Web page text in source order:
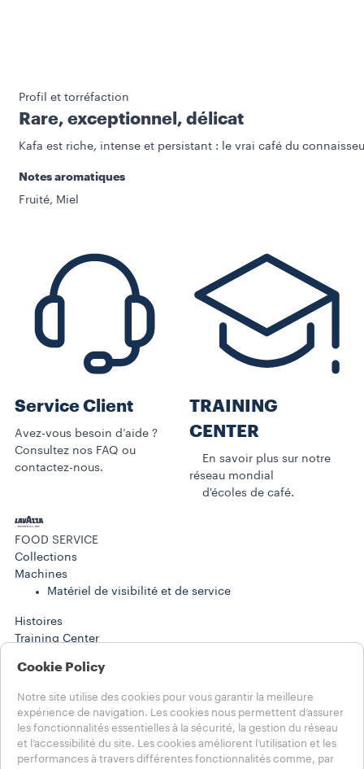
Profil et torréfaction
Rare, exceptionnel, délicat
Kafa est riche, intense et persistant : le vrai café du
Notes aromatiques
Fruité, Miel
Service Client
Avez-vous besoin d’aide ?
Consultez nos FAQ ou
contactez-nous.
TRAINING
CENTER
En savoir plus sur notre
réseau mondial
d'écoles de café.
FOOD SERVICE
Collections
Machines​
Matériel de visibilité et de service
Histoires
Training Center
Produits
Machines
Histoires
AIDE
FAQ
Contactez-nous
Cookie Policy
Notre site utilise des cookies pour vous garantir la meilleure
expérience de navigation. Les cookies nous permettent d’assurer
les fonctionnalités essentielles à la sécurité, la gestion du réseau
et l’accessibilité du site. Les cookies améliorent l’utilisation et les
performances à travers différentes fonctionnalités comme, par